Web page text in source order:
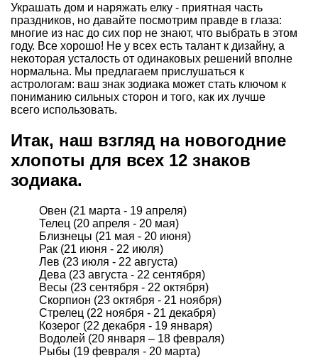
Украшать дом и наряжать елку - приятная часть
праздников, но давайте посмотрим правде в глаза:
многие из нас до сих пор не знают, что выбрать в этом
году. Все хорошо! Не у всех есть талант к дизайну, а
некоторая усталость от одинаковых решений вполне
нормальна. Мы предлагаем прислушаться к
астрологам: ваш знак зодиака может стать ключом к
пониманию сильных сторон и того, как их лучше
всего использовать.
Итак, наш взгляд на новогодние
хлопоты для всех 12 знаков
зодиака.
Овен (21 марта - 19 апреля)
Телец (20 апреля - 20 мая)
Близнецы (21 мая - 20 июня)
Рак (21 июня - 22 июля)
Лев (23 июля - 22 августа)
Дева (23 августа - 22 сентября)
Весы (23 сентября - 22 октября)
Скорпион (23 октября - 21 ноября)
Стрелец (22 ноября - 21 декабря)
Козерог (22 декабря - 19 января)
Водолей (20 января – 18 февраля)
Рыбы (19 февраля - 20 марта)